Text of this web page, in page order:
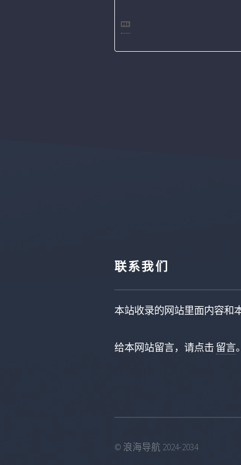
联系我们
本站收录的网站里面内容和
给本网站留言，请点击留言
© 浪海导航 2024-2034